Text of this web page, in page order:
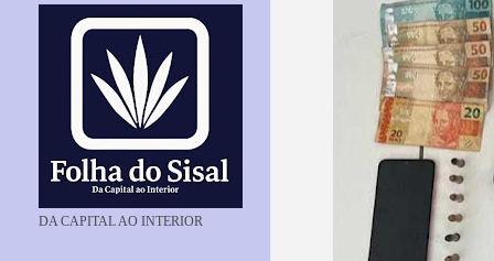
DA CAPITAL AO INTERIOR